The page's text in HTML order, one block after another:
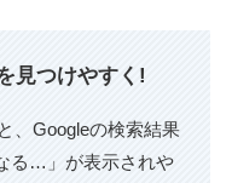
見つけやすく!
、Googleの検索結果
る…」が表示されや